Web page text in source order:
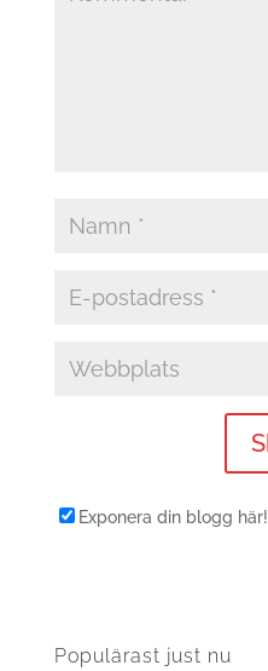
Exponera din blogg här!
Populärast just nu